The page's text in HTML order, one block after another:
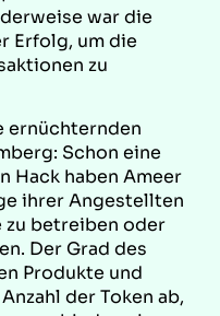
war die
Erfolg, um die
zu
ernüchternden
Schon eine
Hack haben Ameer
ihrer Angestellten
zu betreiben oder
Der Grad des
Produkte und
der Token ab,